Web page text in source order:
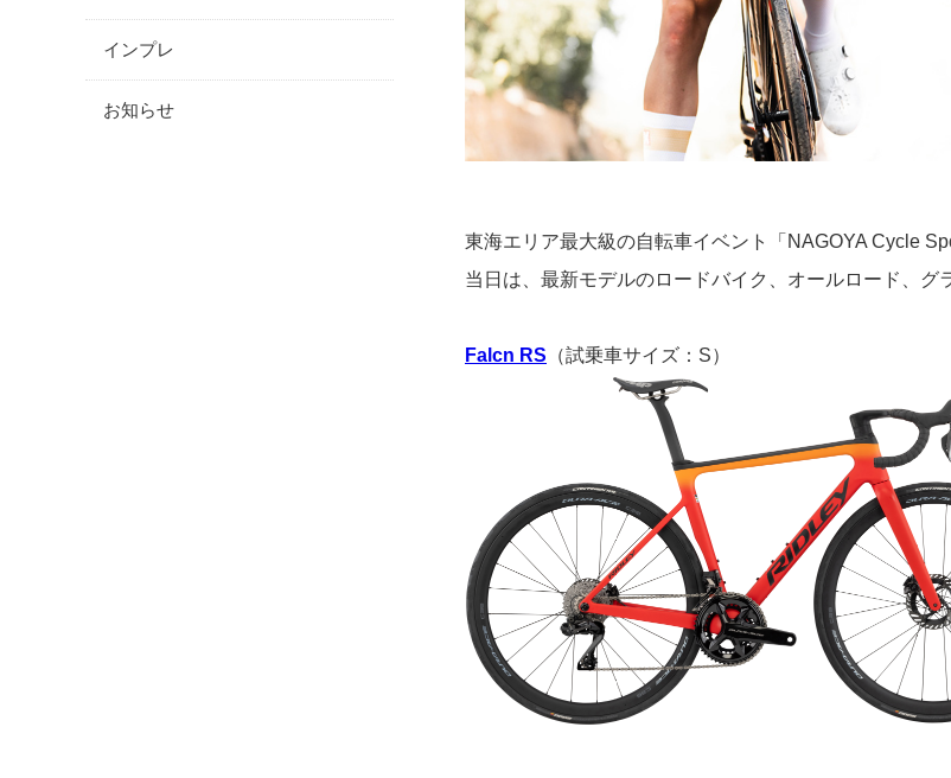
東海エリア最大級の自転車イベント
「NAGOYA Cycle
当日は、最新モデルのロードバイク、オールロード、グ
Falcn RS （試乗車サイズ：S）
インプレ
お知らせ